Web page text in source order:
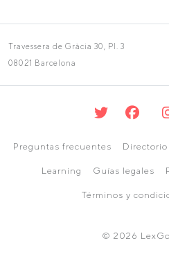
Travessera de Gràcia 30, Pl. 3
08021 Barcelona
Preguntas frecuentes Directorio
Learning Guías legales
Términos y
© 2026